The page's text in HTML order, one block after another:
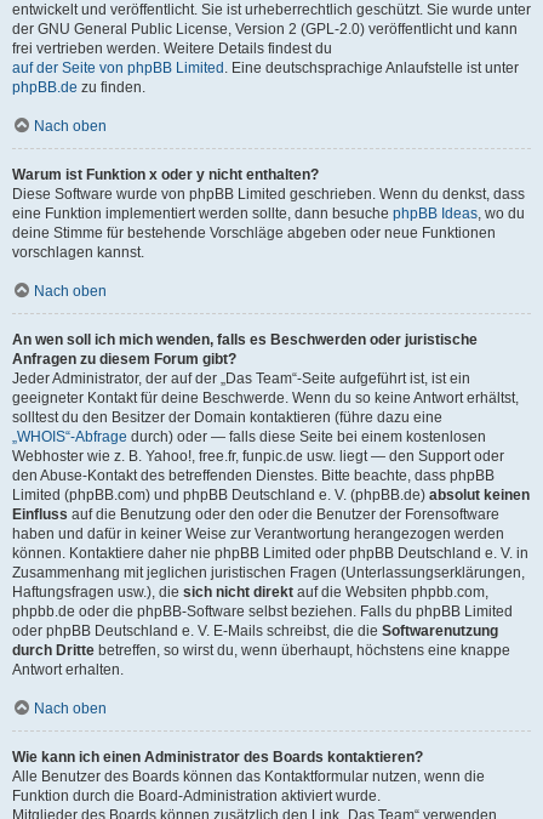
entwickelt und veröffentlicht. Sie ist urheberrechtlich geschützt. Sie wurde unter
der GNU General Public License, Version 2 (GPL-2.0) veröffentlicht und kann
frei vertrieben werden. Weitere Details findest du
auf der Seite von phpBB Limited . Eine deutschsprachige Anlaufstelle ist unter
phpBB.de zu finden.
Nach oben
Warum ist Funktion x oder y nicht enthalten?
Diese Software wurde von phpBB Limited geschrieben. Wenn du denkst, dass
eine Funktion implementiert werden sollte, dann besuche phpBB Ideas, wo du
deine Stimme für bestehende Vorschläge abgeben oder neue Funktionen
vorschlagen kannst.
Nach oben
An wen soll ich mich wenden, falls es Beschwerden oder juristische
Anfragen zu diesem Forum gibt?
Jeder Administrator, der auf der „Das Team“-Seite aufgeführt ist, ist ein
geeigneter Kontakt für deine Beschwerde. Wenn du so keine Antwort erhältst,
solltest du den Besitzer der Domain kontaktieren (führe dazu eine
„WHOIS“-Abfrage durch) oder — falls diese Seite bei einem kostenlosen
Webhoster wie z. B. Yahoo!, free.fr, funpic.de usw. liegt — den Support oder
den Abuse-Kontakt des betreffenden Dienstes. Bitte beachte, dass phpBB
Limited (phpBB.com) und phpBB Deutschland e. V. (phpBB.de) absolut keinen
Einfluss auf die Benutzung oder den oder die Benutzer der Forensoftware
haben und dafür in keiner Weise zur Verantwortung herangezogen werden
können. Kontaktiere daher nie phpBB Limited oder phpBB Deutschland e. V. in
Zusammenhang mit jeglichen juristischen Fragen (Unterlassungserklärungen,
Haftungsfragen usw.), die sich nicht direkt auf die Websiten phpbb.com,
phpbb.de oder die phpBB-Software selbst beziehen. Falls du phpBB Limited
oder phpBB Deutschland e. V. E-Mails schreibst, die die Softwarenutzung
durch Dritte betreffen, so wirst du, wenn überhaupt, höchstens eine knappe
Antwort erhalten.
Nach oben
Wie kann ich einen Administrator des Boards kontaktieren?
Alle Benutzer des Boards können das Kontaktformular nutzen, wenn die
Funktion durch die Board-Administration aktiviert wurde.
Mitglieder des Boards können zusätzlich den Link „Das Team“ verwenden.